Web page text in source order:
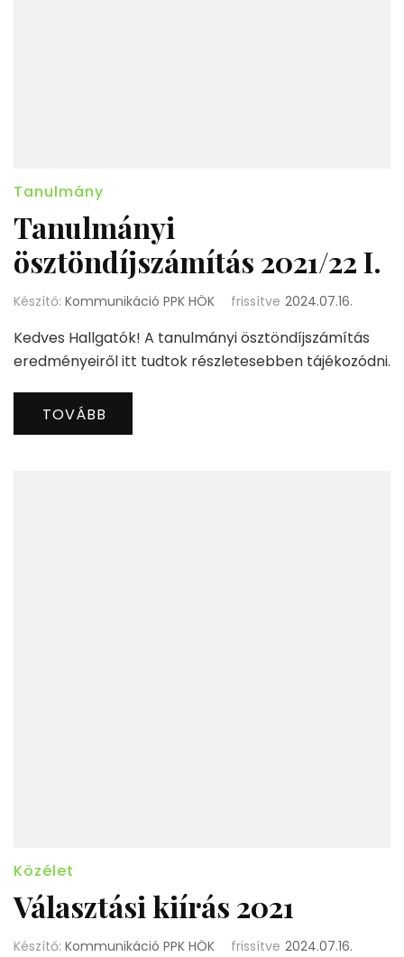
Tanulmány
Tanulmányi
ösztöndíjszámítás 2021/22 I.
Készítő: Kommunikáció PPK HÖK frissítve 2024.07.16.
Kedves Hallgatók! A tanulmányi ösztöndíjszámítás
eredményeiről itt tudtok részletesebben tájékozódni.
TOVÁBB
Közélet
Választási kiírás 2021
Készítő: Kommunikáció PPK HÖK frissítve 2024.07.16.